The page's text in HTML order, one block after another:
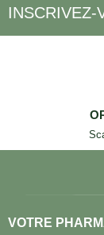
INSCRIVEZ-
VOTRE